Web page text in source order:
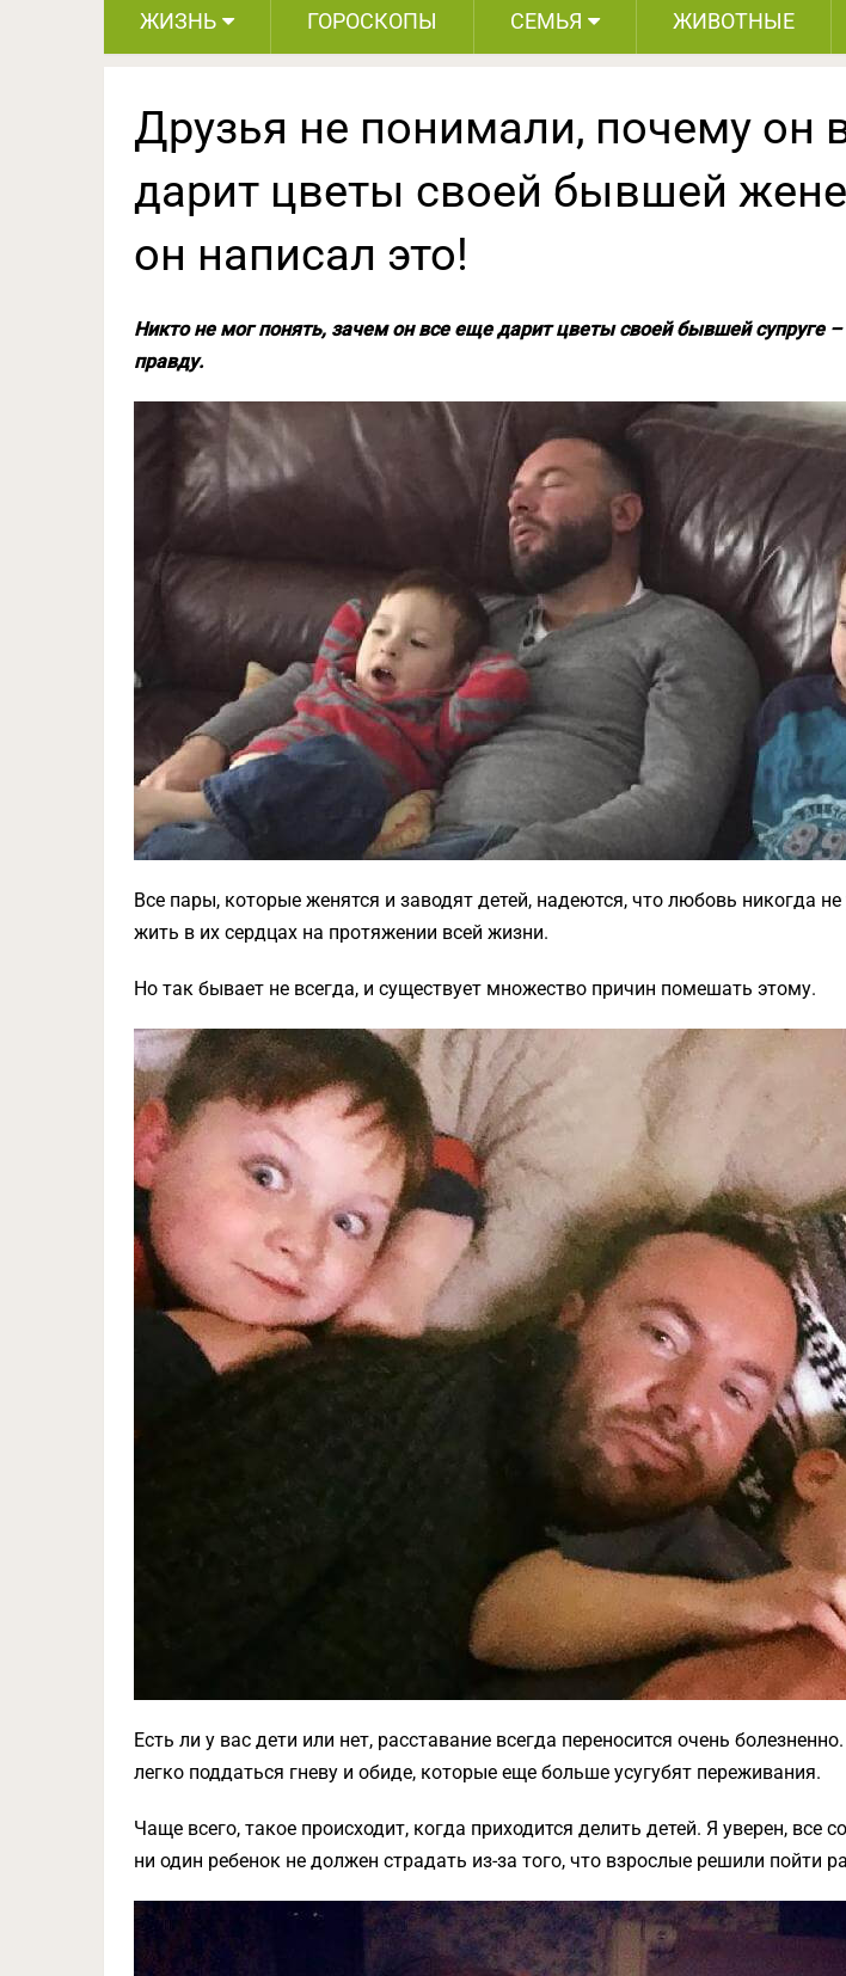
ЖИЗНЬ ГОРОСКОПЫ СЕМЬЯ ЖИВОТНЫЕ
Друзья не понимали, почему он
дарит цветы своей бывшей
он написал это!
Никто не мог понять, зачем он все еще дарит цветы своей бывшей супруге –
правду.
Все пары, которые женятся и заводят детей, надеются, что любовь никогда не
жить в их сердцах на протяжении всей жизни.
Но так бывает не всегда, и существует множество причин помешать этому.
Есть ли у вас дети или нет, расставание всегда переносится очень
легко поддаться гневу и обиде, которые еще больше усугубят переживания.
Чаще всего, такое происходит, когда приходится делить детей. Я уверен, все
ни один ребенок не должен страдать из-за того, что взрослые решили пойти